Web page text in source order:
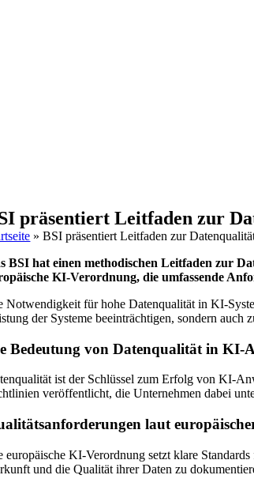
präsentiert Leitfaden zur
»BSI präsentiert Leitfaden zur
BSI hat einen methodischen Leitfaden zur
KI-Verordnung, die umfassende
Notwendigkeit für hohe Datenqualität in KI-
der Systeme beeinträchtigen, sondern
Bedeutung von Datenqualität in KI-
ist der Schlüssel zum Erfolg von KI-
veröffentlicht, die Unternehmen dabei
laut
europäische KI-Verordnung setzt klare
und die Qualität ihrer Daten zu